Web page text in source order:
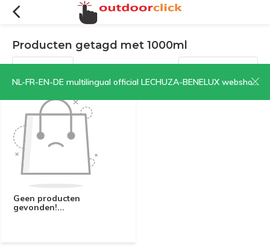
NL-FR-EN-DE multilingual official LECHUZA-BENELUX webshop | CLICK HERE NOW!
Producten getagd met 1000ml
Filters Sorteren op:
Geen producten
gevonden!...